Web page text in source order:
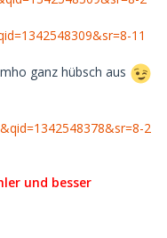
11
ganz hübsch aus
2
und besser